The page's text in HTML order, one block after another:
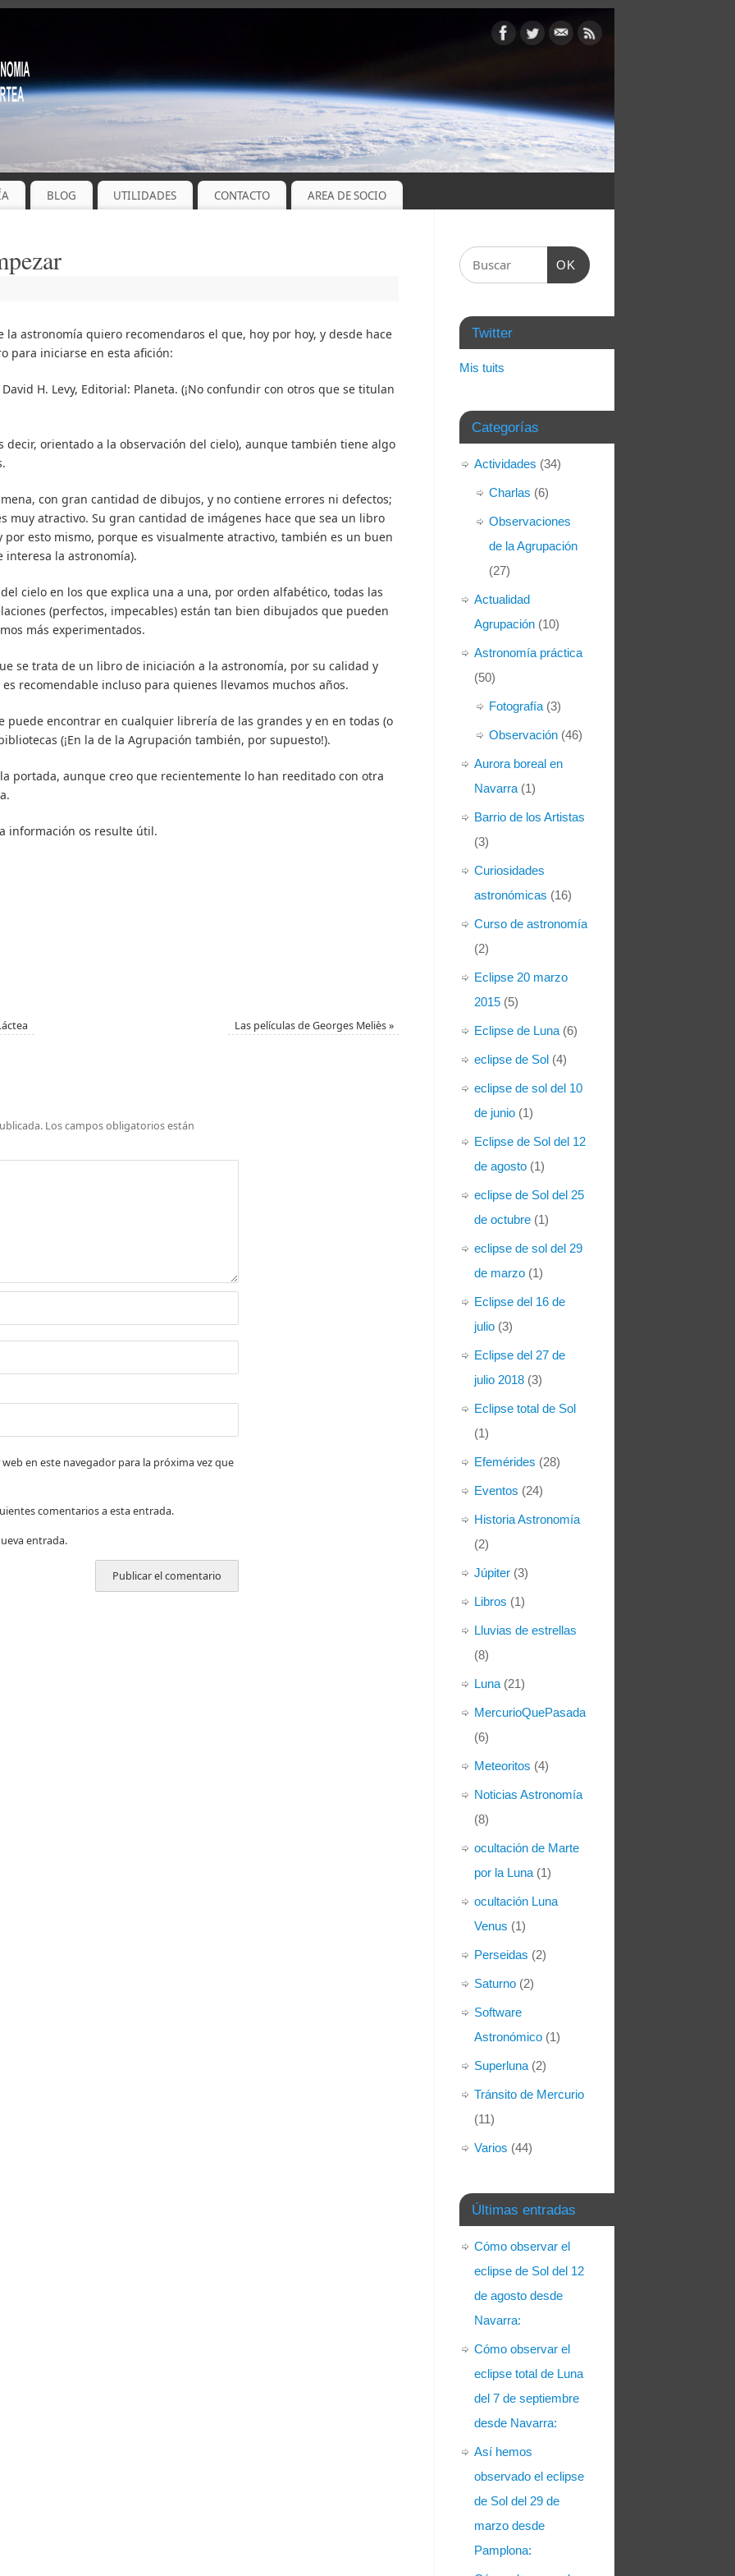
BLOG UTILIDADES CONTACTO AREA DE SOCIO
la astronomía quiero recomendaros el que, hoy por hoy, y desde hace
para iniciarse en esta afición:
David H. Levy, Editorial: Planeta. (¡No confundir con otros que se titulan
decir, orientado a la observación del cielo), aunque también tiene algo
con gran cantidad de dibujos, y no contiene errores ni defectos;
muy atractivo. Su gran cantidad de imágenes hace que sea un libro
por esto mismo, porque es visualmente atractivo, también es un buen
la astronomía).
cielo en los que explica una a una, por orden alfabético, todas las
(perfectos, impecables) están tan bien dibujados que pueden
más experimentados.
se trata de un libro de iniciación a la astronomía, por su calidad y
recomendable incluso para quienes llevamos muchos años.
puede encontrar en cualquier librería de las grandes y en en todas (o
(¡En la de la Agrupación también, por supuesto!).
portada, aunque creo que recientemente lo han reeditado con otra
información os resulte útil.
Las películas de Georges Meliès»
Los campos obligatorios están
en este navegador para la próxima vez que
comentarios a esta entrada.
entrada.
OK
Twitter
Mis tuits
Categorías
Actividades (34)
Charlas (6)
Observaciones
de la Agrupación
(27)
Actualidad
Agrupación (10)
Astronomía práctica
(50)
Fotografía (3)
Observación (46)
Aurora boreal en
Navarra (1)
Barrio de los Artistas
(3)
Curiosidades
astronómicas (16)
Curso de astronomía
(2)
Eclipse 20 marzo
2015 (5)
Eclipse de Luna (6)
eclipse de Sol (4)
eclipse de sol del 10
de junio (1)
Eclipse de Sol del 12
de agosto (1)
eclipse de Sol del 25
de octubre (1)
eclipse de sol del 29
de marzo (1)
Eclipse del 16 de
julio (3)
Eclipse del 27 de
julio 2018 (3)
Eclipse total de Sol
(1)
Efemérides (28)
Eventos (24)
Historia Astronomía
(2)
Júpiter (3)
Libros (1)
Lluvias de estrellas
(8)
Luna (21)
MercurioQuePasada
(6)
Meteoritos (4)
Noticias Astronomía
(8)
ocultación de Marte
por la Luna (1)
ocultación Luna
Venus (1)
Perseidas (2)
Saturno (2)
Software
Astronómico (1)
Superluna (2)
Tránsito de Mercurio
(11)
Varios (44)
Últimas entradas
Cómo observar el
eclipse de Sol del 12
de agosto desde
Navarra:
Cómo observar el
eclipse total de Luna
del 7 de septiembre
desde Navarra:
Así hemos
observado el eclipse
de Sol del 29 de
marzo desde
Pamplona: